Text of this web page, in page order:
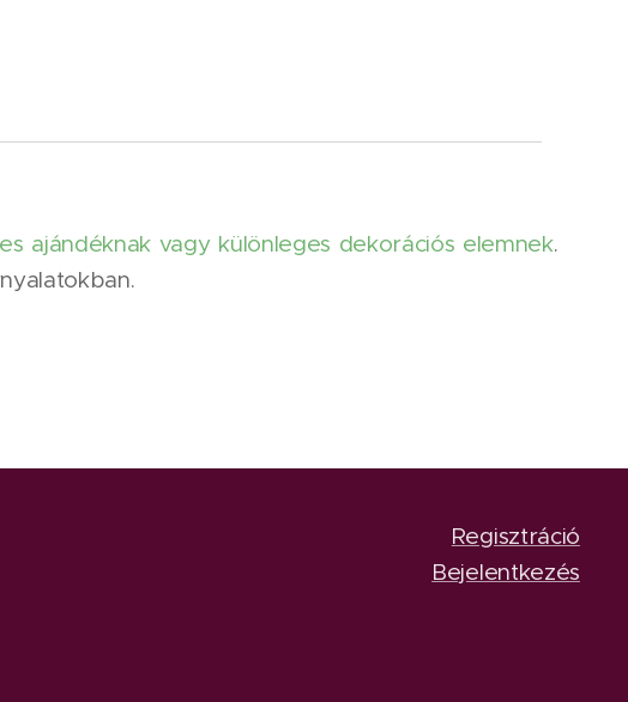
ajándéknak vagy különleges dekorációs elemnek.
Regisztráció
Bejelentkezés